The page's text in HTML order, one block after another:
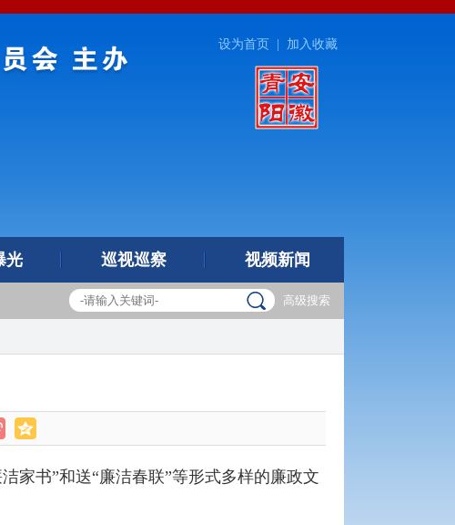
设为首页 加入收藏
光 巡视巡察 视频新闻
高级搜索
家书”和送“廉洁春联”等形式多样的廉政文